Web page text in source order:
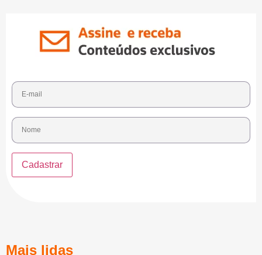
Mais lidas